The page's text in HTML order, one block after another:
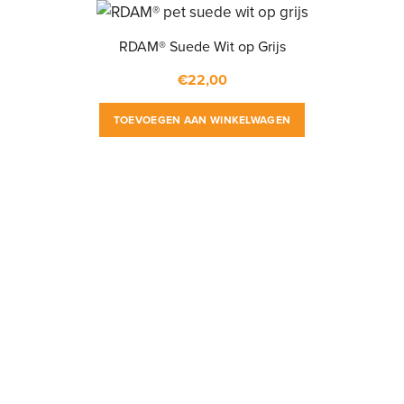
RDAM® Suede Wit op Grijs
€22,00
TOEVOEGEN AAN WINKELWAGEN